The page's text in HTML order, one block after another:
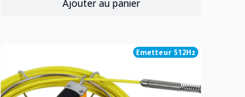
Ajouter au panier
,Tête de caméra
Emetteur 512Hz